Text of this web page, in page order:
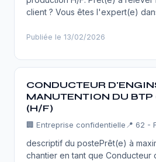
client ? Vous êtes l'expert(e)
Publiée le 13/02/2026
CONDUCTEUR
MANUTENTION DU BTP
(H/F)
🏢 Entreprise confidentielle 📍 62 -
descriptif du postePrêt(e) à
chantier en tant que Conducteur